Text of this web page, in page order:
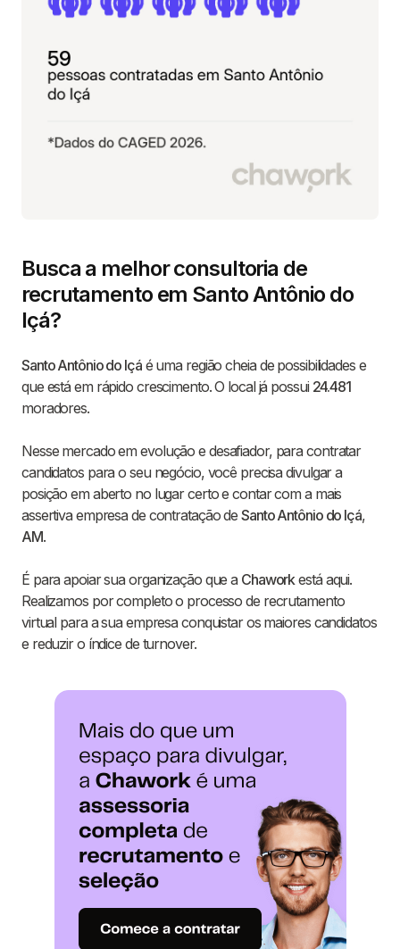
Busca a melhor consultoria de
recrutamento em Santo Antônio do
Içá?
Santo Antônio do Içáé uma região cheia de possibilidades e
que está em rápido crescimento. O local já possui 24.481
moradores.
Nesse mercado em evolução e desafiador, para contratar
candidatos para o seu negócio, você precisa divulgar a
posição em aberto no lugar certo e contar com a mais
assertiva empresa de contratação deSanto Antônio do Içá,
AM.
É para apoiar sua organização que a Chaworkestá aqui.
Realizamos por completo o processo de recrutamento
virtual para a sua empresa conquistar os maiores candidatos
e reduzir o índice de turnover.